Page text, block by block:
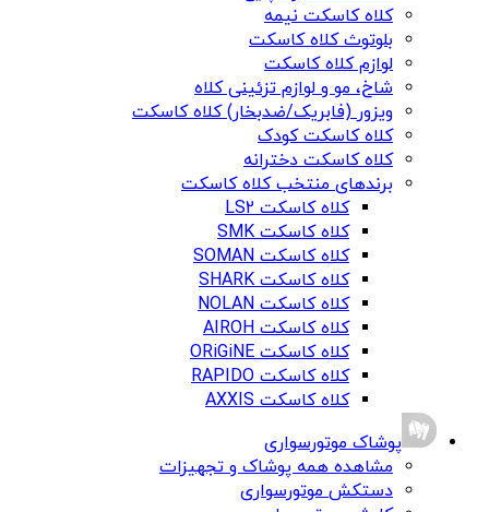
کلاه کاسکت نیمه
بلوتوث کلاه کاسکت
لوازم کلاه کاسکت
شاخ، مو و لوازم تزئینی کلاه
ویزور (فابریک/ضدبخار) کلاه کاسکت
کلاه کاسکت کودک
کلاه کاسکت دخترانه
برندهای منتخب کلاه کاسکت
کلاه کاسکت LS2
کلاه کاسکت SMK
کلاه کاسکت SOMAN
کلاه کاسکت SHARK
کلاه کاسکت NOLAN
کلاه کاسکت AIROH
کلاه کاسکت ORiGiNE
کلاه کاسکت RAPIDO
کلاه کاسکت AXXIS
پوشاک موتورسواری
مشاهده همه پوشاک و تجهیزات
دستکش موتورسواری